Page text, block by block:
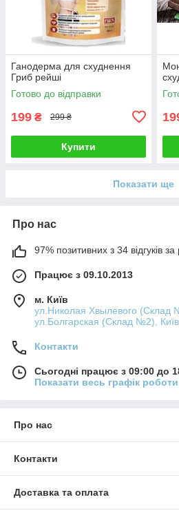
Ганодерма для схуднення
Гриб рейші
Готово до відправки
199 ₴ 299 ₴
Купити
Показати ще
Про нас
97% позитивних з 34 відгуків за
Працює з 09.10.2013
м. Київ
ул.Николая Хвылевого (Склад
ул.Болгарская (Склад №2),
Контакти
Сьогодні працює з 09:00 до
Показати весь графік роботи
Про нас
Контакти
Доставка та оплата